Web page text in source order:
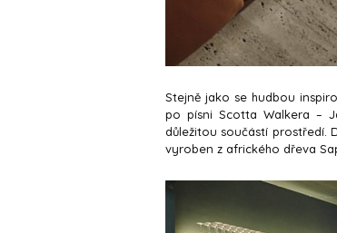
Stejně jako se hudbou
po písni Scotta Walkera –
důležitou součástí prostředí.
vyroben z afrického dřeva